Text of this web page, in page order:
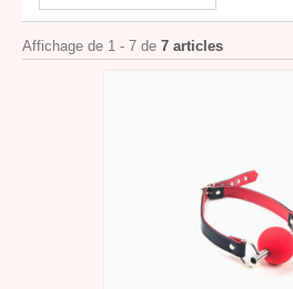
Affichage de 1 - 7 de 7 articles